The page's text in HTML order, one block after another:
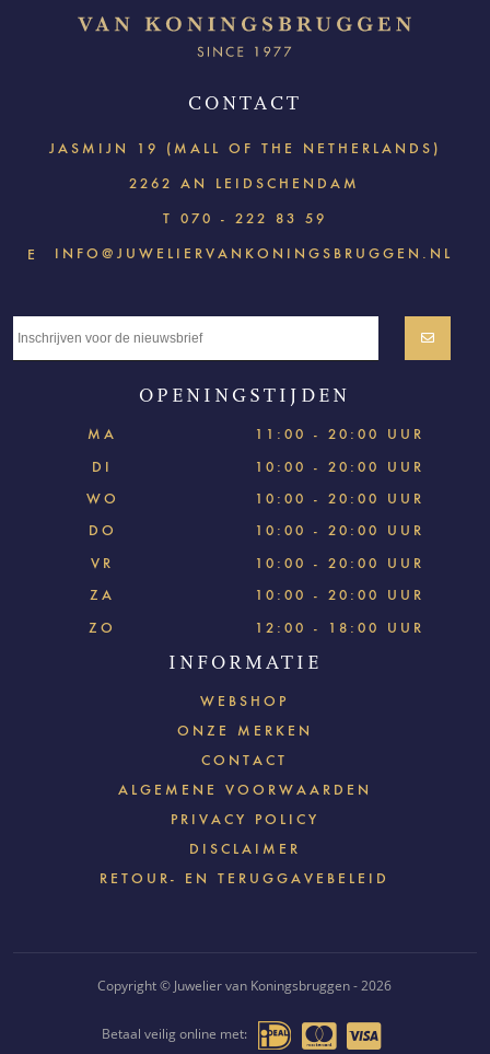
CONTACT
JASMIJN 19 (MALL OF THE NETHERLANDS)
2262 AN LEIDSCHENDAM
T 070 - 222 83 59
E INFO@JUWELIERVANKONINGSBRUGGEN.NL
OPENINGSTIJDEN
MA
11:00 - 20:00 UUR
DI
10:00 - 20:00 UUR
WO
10:00 - 20:00 UUR
DO
10:00 - 20:00 UUR
VR
10:00 - 20:00 UUR
ZA
10:00 - 20:00 UUR
ZO
12:00 - 18:00 UUR
INFORMATIE
WEBSHOP
ONZE MERKEN
CONTACT
ALGEMENE VOORWAARDEN
PRIVACY POLICY
DISCLAIMER
RETOUR- EN TERUGGAVEBELEID
Copyright © Juwelier van Koningsbruggen - 2026
Betaal veilig online met: